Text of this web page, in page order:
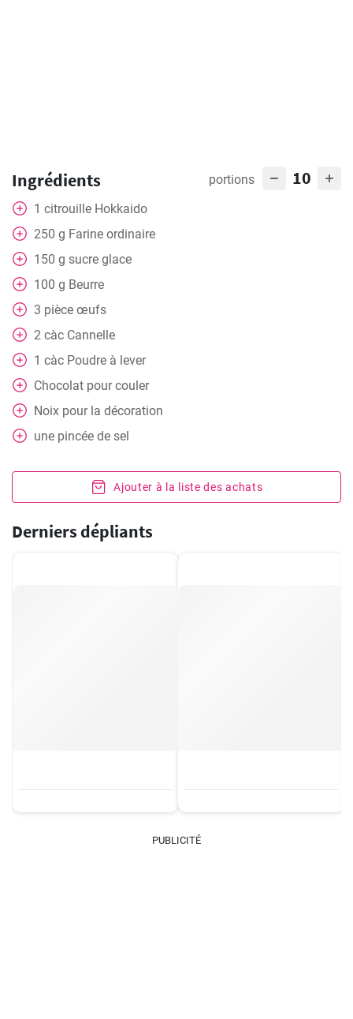
Ingrédients portions 10
1 citrouille Hokkaido
250 g Farine ordinaire
150 g sucre glace
100 g Beurre
3 pièce œufs
2 càc Cannelle
1 càc Poudre à lever
Chocolat pour couler
Noix pour la décoration
une pincée de sel
Ajouter à la liste des achats
Derniers dépliants
PUBLICITÉ